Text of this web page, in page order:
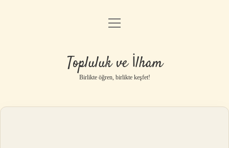
Anasayfa
Gizlilik Politikası
Yasal Uyarı
menüyü
Topluluk ve İlham
Birlikte öğren, birlikte keşfet!